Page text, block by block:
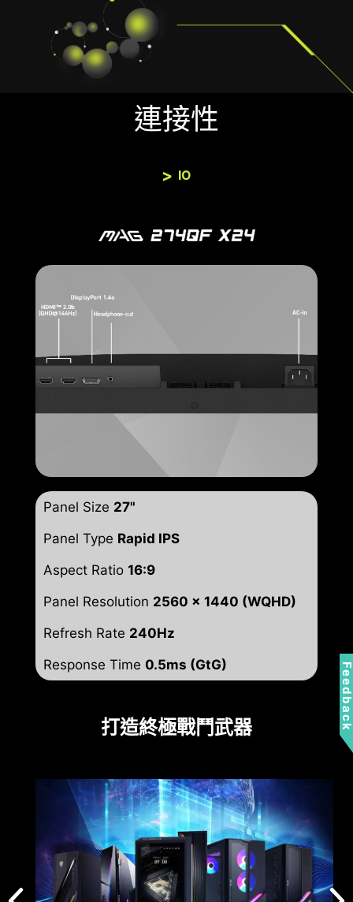
連接性
IO
Panel Size 27"
Panel Type Rapid IPS
Aspect Ratio 16:9
Panel Resolution 2560 x 1440 (WQHD)
Refresh Rate 240Hz
Response Time 0.5ms (GtG)
打造終極戰鬥武器